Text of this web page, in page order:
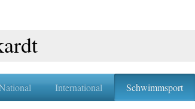
International Schwimmsport